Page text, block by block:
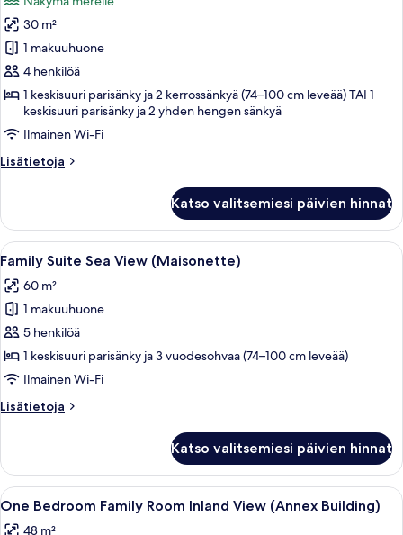
huonetyypin
Family
Room
Sea
View
kuvat
30 m²
1 makuuhuone
4 henkilöä
1 keskisuuri parisänky ja 2 kerrossänkyä (74–100 cm leveää) TAI 1
keskisuuri parisänky ja 2 yhden hengen sänkyä
Ilmainen Wi-Fi
Lisätietoja
Lisätietoja
Sea
View
Katso valitsemiesi päivien hinnat
Avaa
kaikki
huonetyypin
Family
Suite
Sea
View
kuvat
Hotellihuone, jossa on sänky,
8
Family Suite Sea View (Maisonette)
60 m²
1 makuuhuone
5 henkilöä
1 keskisuuri parisänky ja 3 vuodesohvaa (74–100 cm leveää)
Ilmainen Wi-Fi
Lisätietoja
Lisätietoja
Sea
View
(Maisonette)
Katso valitsemiesi päivien hinnat
Avaa
kaikki
Makuuhuoneessa on suuri sänky,
7
One Bedroom Family Room Inland View (Annex Building)
48 m²